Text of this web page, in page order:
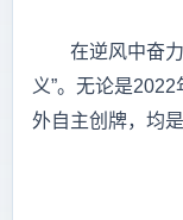
在逆风中奋
义”。无论是
外自主创牌，均是